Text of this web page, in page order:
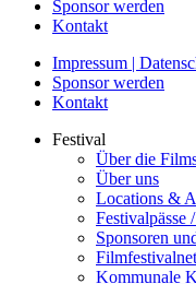
Sponsor werden
Kontakt
Impressum |
Sponsor werden
Kontakt
Festival
Über die
Über uns
Locations &
Festivalpässe
Sponsoren
Kommunale